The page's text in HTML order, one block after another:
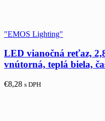
"EMOS Lighting"
LED vianočná reťaz,
vnútorná, teplá biela,
€8,28 s DPH